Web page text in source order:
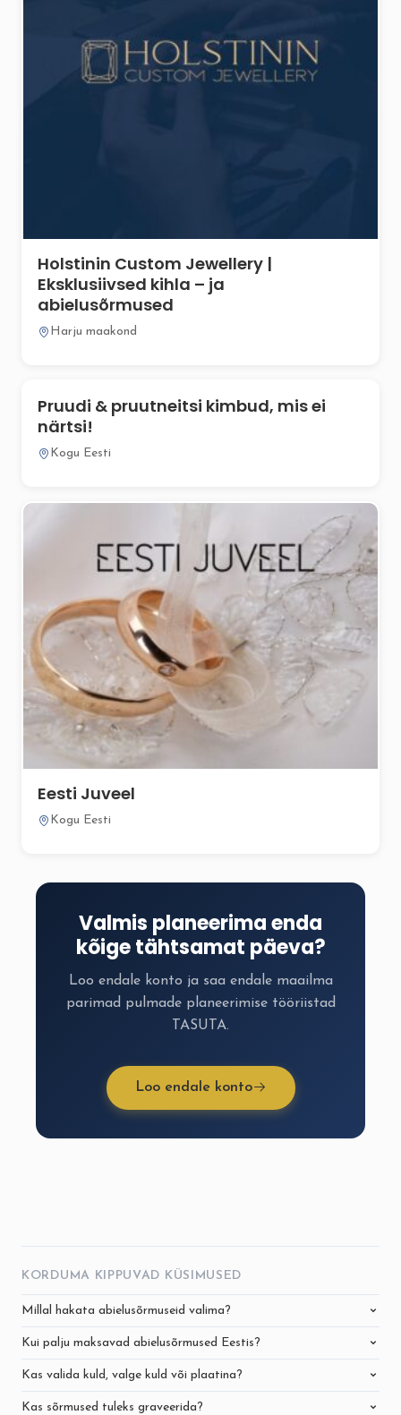
Holstinin Custom Jewellery |
Eksklusiivsed kihla – ja
abielusõrmused
Harju maakond
Pruudi & pruutneitsi kimbud, mis ei
närtsi!
Kogu Eesti
Eesti Juveel
Kogu Eesti
Valmis planeerima enda
kõige tähtsamat päeva?
Loo endale konto ja saa endale maailma
parimad pulmade planeerimise tööriistad
TASUTA.
Loo endale konto
KORDUMA KIPPUVAD KÜSIMUSED
Millal hakata abielusõrmuseid valima?
Kui palju maksavad abielusõrmused Eestis?
Kas valida kuld, valge kuld või plaatina?
Kas sõrmused tuleks graveerida?